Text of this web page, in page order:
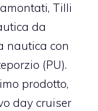
Tilli
da
nautica con
(PU).
prodotto,
day cruiser